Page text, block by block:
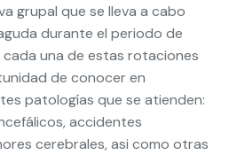
grupal que se lleva a cabo
durante el periodo de
una de estas rotaciones
de conocer en
patologías que se atienden:
accidentes
cerebrales, asi como otras